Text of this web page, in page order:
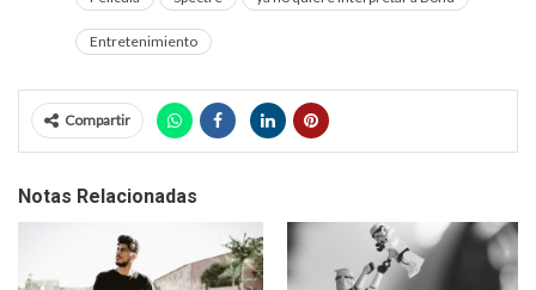
Entretenimiento
Compartir
Notas Relacionadas